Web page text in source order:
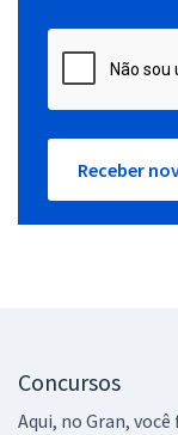
Receber
Concursos
Aqui, no Gran,